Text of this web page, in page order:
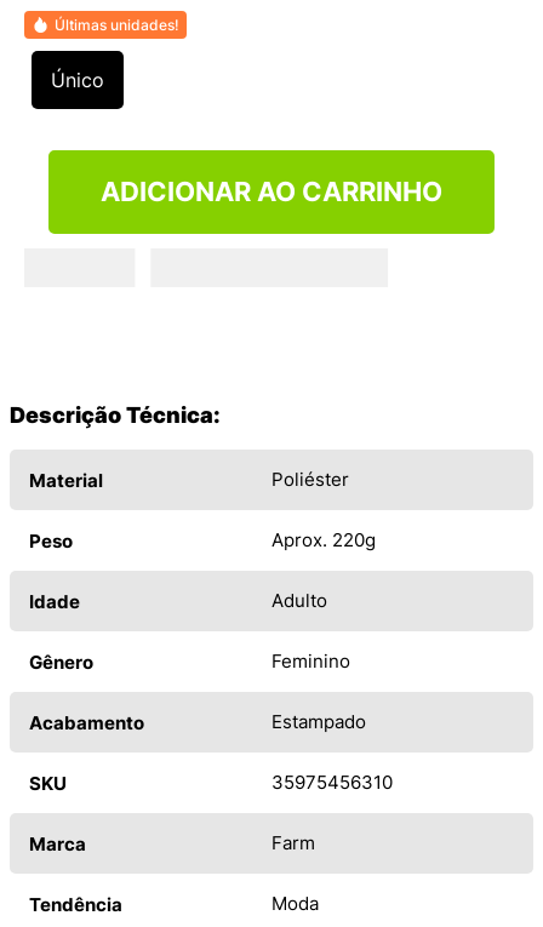
Últimas unidades!
Único
ADICIONAR AO CARRINHO
Descrição Técnica:
Material Poliéster
Peso Aprox. 220g
Idade Adulto
Gênero Feminino
Acabamento Estampado
SKU 35975456310
Marca Farm
Tendência Moda
9º
VANS TÊNIS VANS ULTRARANGE
10º NEW BALANCE 204L